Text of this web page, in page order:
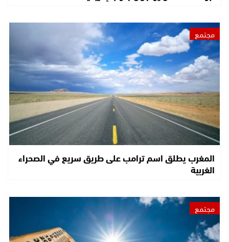
مجتمع
المغرب يطلق اسم ترامب على طريق سريع في الصحراء
الغربية
مجتمع